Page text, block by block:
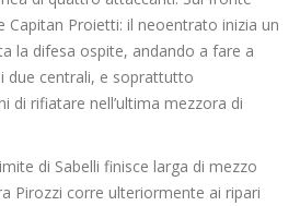
Capitan Proietti: il neoentrato inizia un
la difesa ospite, andando a fare a
due centrali, e soprattutto
di rifiatare nell’ultima mezzora di
di Sabelli finisce larga di mezzo
Pirozzi corre ulteriormente ai ripari